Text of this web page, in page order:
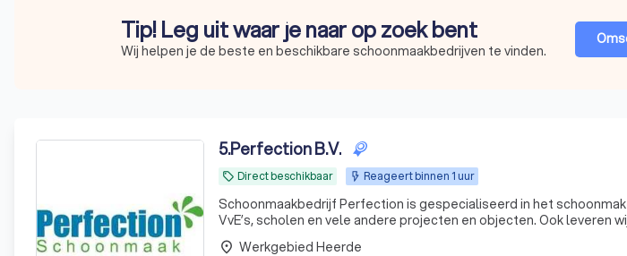
Tip! Leg uit waar je naar op zoek bent
Wij helpen je de beste en beschikbare schoonmaakbedrijven te vinden.
5.Perfection B.V.
local_offer Direct beschikbaar Reageert binnen 1 uur
Schoonmaakbedrijf Perfection is gespecialiseerd in het
VvE’s, scholen en vele andere projecten en objecten. Ook leveren
vloerenonderhoud. Dit doen wij al vele jaren in midden Nederland
place Werkgebied Heerde